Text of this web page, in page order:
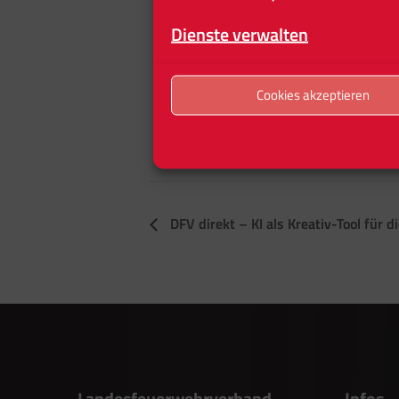
Dienste verwalten
Cookies akzeptieren
DFV direkt – KI als Kreativ-Tool für